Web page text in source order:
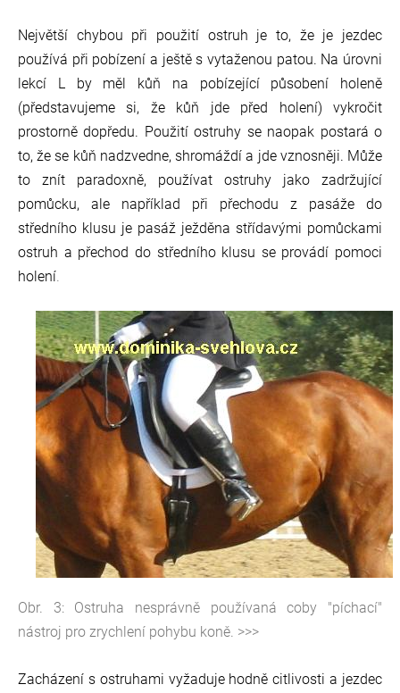
Největší chybou při použití ostruh je to, že je jezdec
používá při pobízení a ještě s vytaženou patou. Na úrovni
lekcí L by měl kůň na pobízející působení holeně
(představujeme si, že kůň jde před holení) vykročit
prostorně dopředu. Použití ostruhy se naopak postará o
to, že se kůň nadzvedne, shromáždí a jde vznosněji. Může
to znít paradoxně, používat ostruhy jako zadržující
pomůcku, ale například při přechodu z pasáže do
středního klusu je pasáž ježděna střídavými pomůckami
ostruh a přechod do středního klusu se provádí pomoci
holení
Obr. 3: Ostruha nesprávně používaná coby "píchací"
nástroj pro zrychlení pohybu koně. >>>
Zacházení s ostruhami vyžaduje hodně citlivosti a jezdec